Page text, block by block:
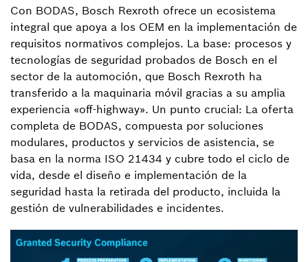
Con BODAS, Bosch Rexroth ofrece un ecosistema
integral que apoya a los OEM en la implementación de
requisitos normativos complejos. La base: procesos y
tecnologías de seguridad probados de Bosch en el
sector de la automoción, que Bosch Rexroth ha
transferido a la maquinaria móvil gracias a su amplia
experiencia «off-highway». Un punto crucial: La oferta
completa de BODAS, compuesta por soluciones
modulares, productos y servicios de asistencia, se
basa en la norma ISO 21434 y cubre todo el ciclo de
vida, desde el diseño e implementación de la
seguridad hasta la retirada del producto, incluida la
gestión de vulnerabilidades e incidentes.